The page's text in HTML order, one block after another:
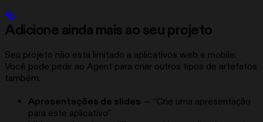
Adicione ainda mais ao seu projeto
Seu projeto não está limitado a aplicativos web e mobile.
Você pode pedir ao Agent para criar outros tipos de artefatos
também:
Apresentações de slides — “Crie uma apresentação
para este aplicativo”